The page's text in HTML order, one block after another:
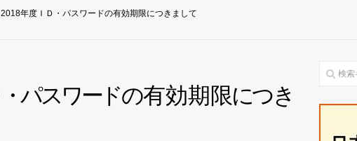
2018年度ＩＤ・パスワードの有効期限につきまして
・ パスワードの有効期 限につき